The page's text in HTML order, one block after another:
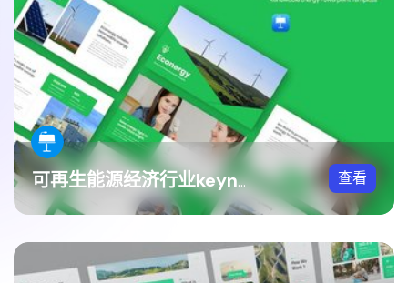
可再生能源经济行业keynote模板 查看